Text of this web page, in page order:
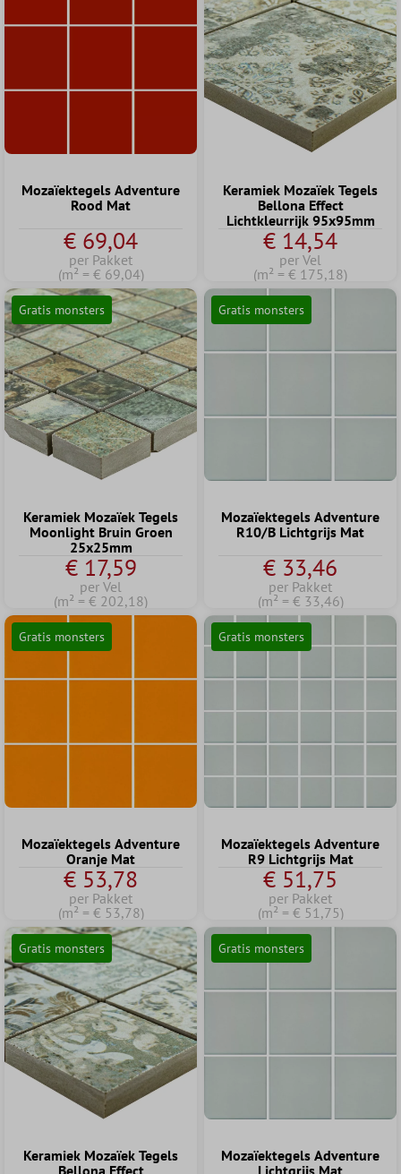
Mozaïektegels Adventure
Rood Mat
€ 69,04
per Pakket
(m² = € 69,04)
Keramiek Mozaïek Tegels
Bellona Effect
Lichtkleurrijk 95x95mm
€ 14,54
per Vel
(m² = € 175,18)
Gratis monsters
Keramiek Mozaïek Tegels
Moonlight Bruin Groen
25x25mm
€ 17,59
per Vel
(m² = € 202,18)
Gratis monsters
Mozaïektegels Adventure
R10/B Lichtgrijs Mat
€ 33,46
per Pakket
(m² = € 33,46)
Gratis monsters
Mozaïektegels Adventure
Oranje Mat
€ 53,78
per Pakket
(m² = € 53,78)
Gratis monsters
Mozaïektegels Adventure
R9 Lichtgrijs Mat
€ 51,75
per Pakket
(m² = € 51,75)
Gratis monsters
Keramiek Mozaïek Tegels
Bellona Effect
Gratis monsters
Mozaïektegels Adventure
Lichtgrijs Mat